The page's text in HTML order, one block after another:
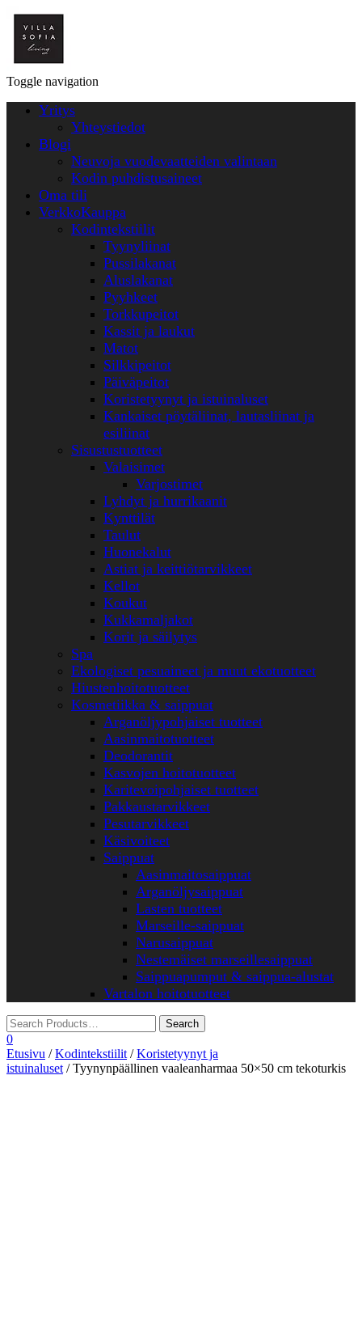
Toggle navigation
Yritys
Yhteystiedot
Blogi
Neuvoja vuodevaatteiden valintaan
Kodin puhdistusaineet
Oma tili
VerkkoKauppa
Kodintekstiilit
Tyynyliinat
Pussilakanat
Aluslakanat
Pyyhkeet
Torkkupeitot
Kassit ja laukut
Matot
Silkkipeitot
Päiväpeitot
Koristetyynyt ja istuinaluset
Kankaiset pöytäliinat, lautasliinat ja
esiliinat
Sisustustuotteet
Valaisimet
Varjostimet
Lyhdyt ja hurrikaanit
Kynttilät
Taulut
Huonekalut
Astiat ja keittiötarvikkeet
Kellot
Koukut
Kukkamaljakot
Korit ja säilytys
Spa
Ekologiset pesuaineet ja muut ekotuotteet
Hiustenhoitotuotteet
Kosmetiikka & saippuat
Arganöljypohjaiset tuotteet
Aasinmaitotuotteet
Deodorantit
Kasvojen hoitotuotteet
Karitevoipohjaiset tuotteet
Pakkaustarvikkeet
Pesutarvikkeet
Käsivoiteet
Saippuat
Aasinmaitosaippuat
Arganöljysaippuat
Lasten tuotteet
Marseille-saippuat
Narusaippuat
Nestemäiset marseillesaippuat
Saippuapumput & saippua-alustat
Vartalon hoitotuotteet
0
Etusivu /Kodintekstiilit /Koristetyynyt ja
istuinaluset / Tyynynpäällinen vaaleanharmaa 50×50 cm tekoturkis